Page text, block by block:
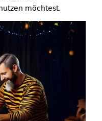
möchtest.